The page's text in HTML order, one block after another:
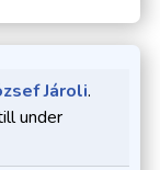
Jároli.
under